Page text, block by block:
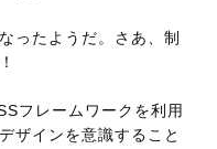
ったようだ。さあ、制
フレームワークを利用
ザインを意識すること